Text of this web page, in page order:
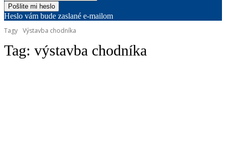
Heslo vám bude zaslané e-mailom
Tagy Výstavba chodníka
Tag: výstavba chodníka